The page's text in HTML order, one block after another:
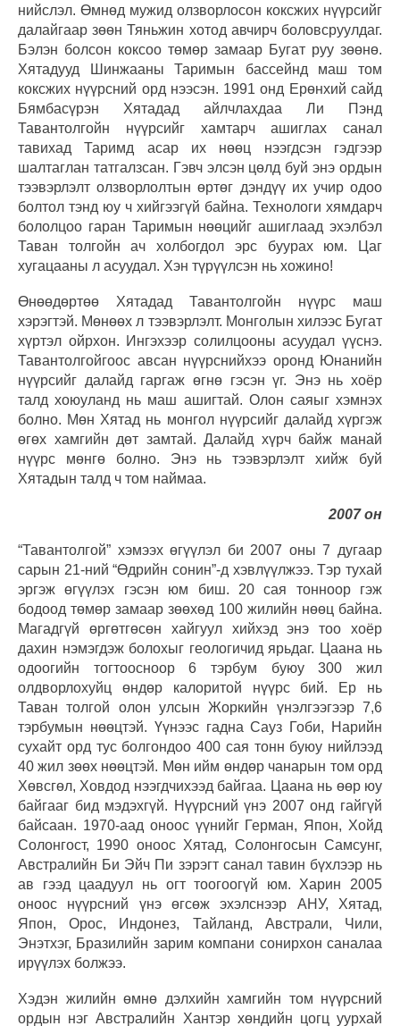
нийслэл. Өмнөд мужид олзворлосон коксжих нүүрсийг
далайгаар зөөн Тяньжин хотод авчирч боловсруулдаг.
Бэлэн болсон коксоо төмөр замаар Бугат руу зөөнө.
Хятадууд Шинжааны Таримын бассейнд маш том
коксжих нүүрсний орд нээсэн. 1991 онд Ерөнхий сайд
Бямбасүрэн Хятадад айлчлахдаа Ли Пэнд
Тавантолгойн нүүрсийг хамтарч ашиглах санал
тавихад Таримд асар их нөөц нээгдсэн гэдгээр
шалтаглан татгалзсан. Гэвч элсэн цөлд буй энэ ордын
тээвэрлэлт олзворлолтын өртөг дэндүү их учир одоо
болтол тэнд юу ч хийгээгүй байна. Технологи хямдарч
бололцоо гаран Таримын нөөцийг ашиглаад эхэлбэл
Таван толгойн ач холбогдол эрс буурах юм. Цаг
хугацааны л асуудал. Хэн түрүүлсэн нь хожино!
Өнөөдөртөө Хятадад Тавантолгойн нүүрс маш
хэрэгтэй. Мөнөөх л тээвэрлэлт. Монголын хилээс Бугат
хүртэл ойрхон. Ингэхээр солилцооны асуудал үүснэ.
Тавантолгойгоос авсан нүүрснийхээ оронд Юнанийн
нүүрсийг далайд гаргаж өгнө гэсэн үг. Энэ нь хоёр
талд хоюуланд нь маш ашигтай. Олон саяыг хэмнэх
болно. Мөн Хятад нь монгол нүүрсийг далайд хүргэж
өгөх хамгийн дөт замтай. Далайд хүрч байж манай
нүүрс мөнгө болно. Энэ нь тээвэрлэлт хийж буй
Хятадын талд ч том наймаа.
2007 он
“Тавантолгой” хэмээх өгүүлэл би 2007 оны 7 дугаар
сарын 21-ний “Өдрийн сонин”-д хэвлүүлжээ. Тэр тухай
эргэж өгүүлэх гэсэн юм биш. 20 сая тонноор гэж
бодоод төмөр замаар зөөхөд 100 жилийн нөөц байна.
Магадгүй өргөтгөсөн хайгуул хийхэд энэ тоо хоёр
дахин нэмэгдэж болохыг геологичид ярьдаг. Цаана нь
одоогийн тогтоосноор 6 тэрбум буюу 300 жил
олдворлохуйц өндөр калоритой нүүрс бий. Ер нь
Таван толгой олон улсын Жоркийн үнэлгээгээр 7,6
тэрбумын нөөцтэй. Үүнээс гадна Сауз Гоби, Нарийн
сухайт орд тус болгондоо 400 сая тонн буюу нийлээд
40 жил зөөх нөөцтэй. Мөн ийм өндөр чанарын том орд
Хөвсгөл, Ховдод нээгдчихээд байгаа. Цаана нь өөр юу
байгааг бид мэдэхгүй. Нүүрсний үнэ 2007 онд гайгүй
байсаан. 1970-аад оноос үүнийг Герман, Япон, Хойд
Солонгост, 1990 оноос Хятад, Солонгосын Самсунг,
Австралийн Би Эйч Пи зэрэгт санал тавин бүхлээр нь
ав гээд цаадуул нь огт тоогоогүй юм. Харин 2005
оноос нүүрсний үнэ өгсөж эхэлснээр АНУ, Хятад,
Япон, Орос, Индонез, Тайланд, Австрали, Чили,
Энэтхэг, Бразилийн зарим компани сонирхон саналаа
ирүүлэх болжээ.
Хэдэн жилийн өмнө дэлхийн хамгийн том нүүрсний
ордын нэг Австралийн Хантэр хөндийн цогц уурхай